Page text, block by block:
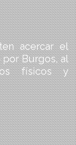
acercar el
por Burgos, al
físicos y